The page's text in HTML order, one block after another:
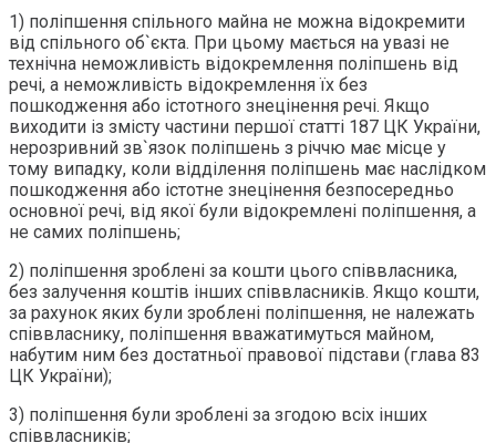
1) поліпшення спільного майна не можна відокремити
від спільного об`єкта. При цьому мається на увазі не
технічна неможливість відокремлення поліпшень від
речі, а неможливість відокремлення їх без
пошкодження або істотного знецінення речі. Якщо
виходити із змісту частини першої статті 187 ЦК України,
нерозривний зв`язок поліпшень з річчю має місце у
тому випадку, коли відділення поліпшень має наслідком
пошкодження або істотне знецінення безпосередньо
основної речі, від якої були відокремлені поліпшення, а
не самих поліпшень;
2) поліпшення зроблені за кошти цього співвласника,
без залучення коштів інших співвласників. Якщо кошти,
за рахунок яких були зроблені поліпшення, не належать
співвласнику, поліпшення вважатимуться майном,
набутим ним без достатньої правової підстави (глава 83
ЦК України);
3) поліпшення були зроблені за згодою всіх інших
співвласників;